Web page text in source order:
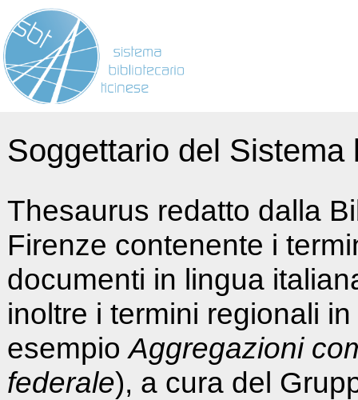
Soggettario del
Thesaurus redatto dalla
Firenze contenente i
documenti in lingua
inoltre i termini regionali
esempioAggregazioni
federale), a cura del